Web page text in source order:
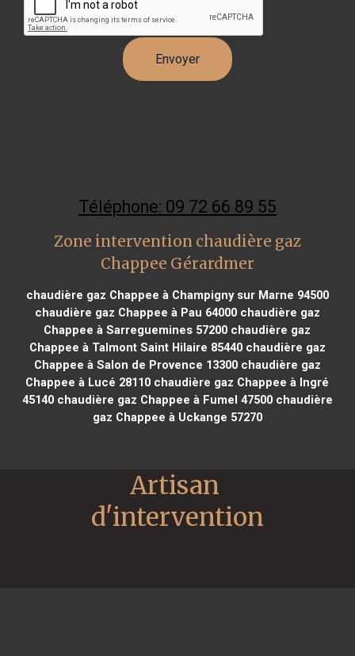
Téléphone: 09 72 66 89 55
Zone intervention chaudière gaz
Chappee Gérardmer
chaudière gaz Chappee à Champigny sur Marne 94500
chaudière gaz Chappee à Pau 64000chaudière gaz
Chappee à Sarreguemines 57200 chaudière gaz
Chappee à Talmont Saint Hilaire 85440chaudière gaz
Chappee à Salon de Provence 13300chaudière gaz
Chappee à Lucé 28110 chaudière gaz Chappee à Ingré
45140chaudière gaz Chappee à Fumel 47500chaudière
gaz Chappee à Uckange 57270
Artisan
d'intervention